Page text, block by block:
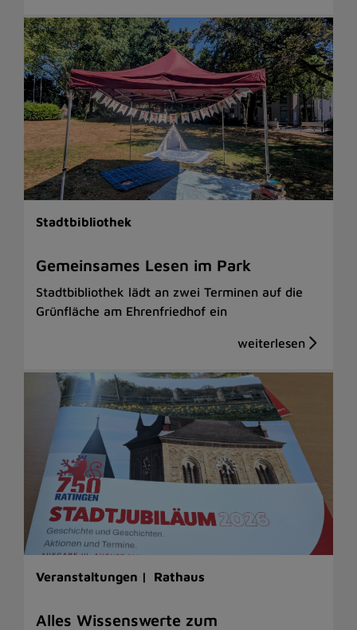
Stadtbibliothek
Gemeinsames Lesen im Park
Stadtbibliothek lädt an zwei Terminen auf die
Grünfläche am Ehrenfriedhof ein
Veranstaltungen | Rathaus
Alles Wissenswerte zum